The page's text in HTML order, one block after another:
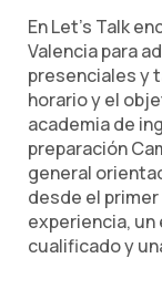
En Let's Talk
Valencia para
presenciales y
horario y el
academia de
preparación
general
desde el primer
experiencia,
cualificado y